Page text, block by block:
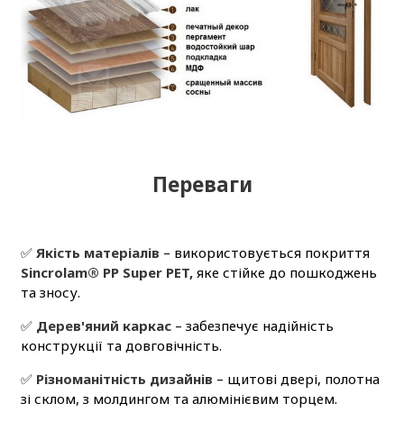
Переваги
✅ Якість матеріалів – використовується покриття
Sincrolam® PP Super PET,яке стійке до пошкоджень
та зносу.
✅ Дерев'яний каркас– забезпечує надійність
конструкції та довговічність.
✅ Різноманітність дизайнів – щитові двері, полотна
зі склом, з молдингом та алюмінієвим торцем.